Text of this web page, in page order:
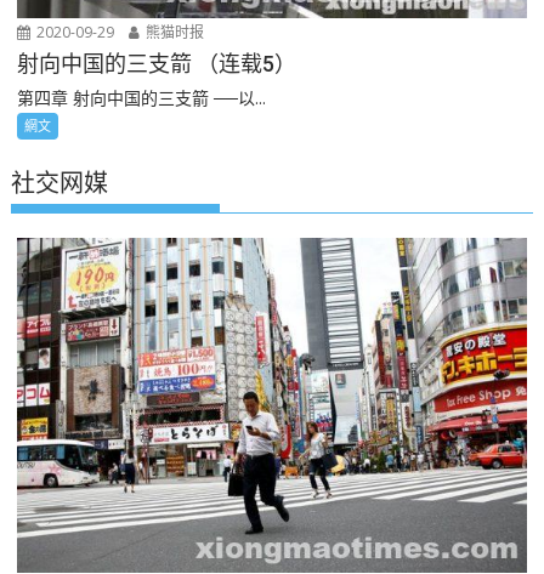
2020-09-29 熊猫时报
射向中国的三支箭 （连载5）
第四章 射向中国的三支箭 ──以...
網文
社交网媒